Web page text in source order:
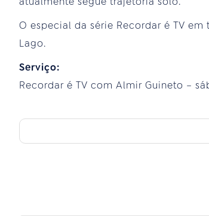
O especial da série Recordar é TV
Lago.
Serviço:
Recordar é TV com Almir Guineto –